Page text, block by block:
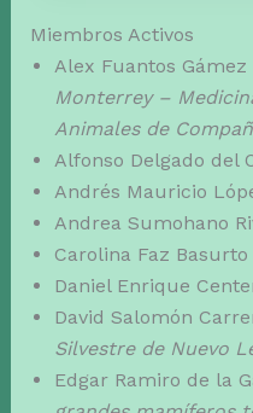
Miembros Activos
Alex Fuantos Gámez
Monterrey –
Animales de
Alfonso Delgado del
Andrés Mauricio
Andrea Sumohano
Carolina Faz Basurto
Daniel Enrique
David Salomón
Silvestre de Nuevo
Edgar Ramiro de la